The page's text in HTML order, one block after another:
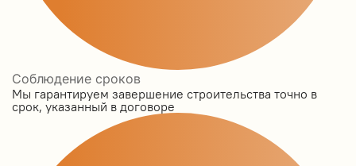
Соблюдение сроков
Мы гарантируем завершение строительства точно в
срок, указанный в договоре